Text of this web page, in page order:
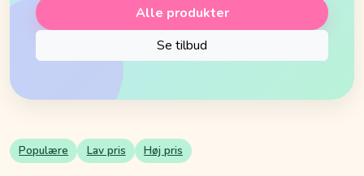
Alle produkter
Se tilbud
Populære Lav pris Høj pris